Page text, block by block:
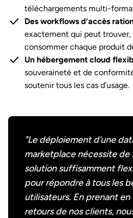
téléchargements multi-
Des workflows d’accès
exactement qui peut trouver,
consommer chaque produit
Un hébergement cloud
souveraineté et de
soutenir tous les cas d’usage.
"Le déploiement d’une
marketplace nécessite de
solution suffisamment
pour répondre à tous les
utilisateurs. En prenant
retours de nos clients,